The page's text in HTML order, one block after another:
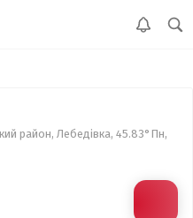
район, Лебедівка, 45.83°Пн,